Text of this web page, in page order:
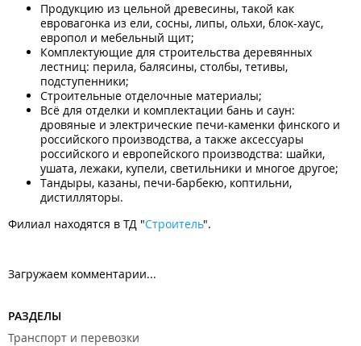
Продукцию из цельной древесины, такой как
евровагонка из ели, сосны, липы, ольхи, блок-хаус,
европол и мебельный щит;
Комплектующие для строительства деревянных
лестниц: перила, балясины, столбы, тетивы,
подступенники;
Строительные отделочные материалы;
Всё для отделки и комплектации бань и саун:
дровяные и электрические печи-каменки финского и
российского производства, а также аксессуары
российского и европейского производства: шайки,
ушата, лежаки, купели, светильники и многое другое;
Тандыры, казаны, печи-барбекю, коптильни,
дистилляторы.
Филиал находятся в ТД "Строитель".
Загружаем комментарии...
РАЗДЕЛЫ
Транспорт и перевозки